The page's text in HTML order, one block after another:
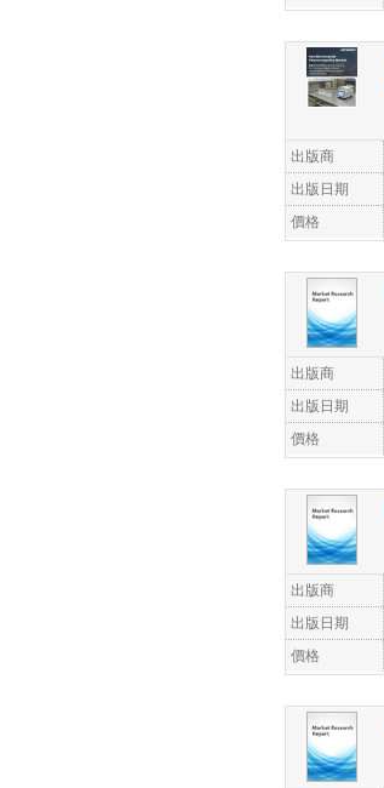
出版商
出版日期
價格
出版商
出版日期
價格
出版商
出版日期
價格